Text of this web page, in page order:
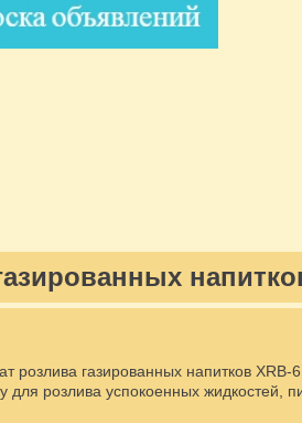
розлива газированных напитков
для розлива успокоенных